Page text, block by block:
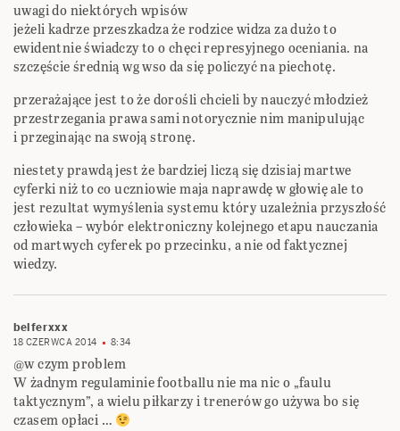
uwagi do niektórych wpisów
jeżeli kadrze przeszkadza że rodzice widza za dużo to
ewidentnie świadczy to o chęci represyjnego oceniania. na
szczęście średnią wg wso da się policzyć na piechotę.
przerażające jest to że dorośli chcieli by nauczyć młodzież
przestrzegania prawa sami notorycznie nim manipulując
i przeginając na swoją stronę.
niestety prawdą jest że bardziej liczą się dzisiaj martwe
cyferki niż to co uczniowie maja naprawdę w głowię ale to
jest rezultat wymyślenia systemu który uzależnia przyszłość
człowieka – wybór elektroniczny kolejnego etapu nauczania
od martwych cyferek po przecinku, a nie od faktycznej
wiedzy.
belferxxx
18 CZERWCA 2014 8:34
@w czym problem
W żadnym regulaminie footballu nie ma nic o „faulu
taktycznym”, a wielu piłkarzy i trenerów go używa bo się
czasem opłaci …